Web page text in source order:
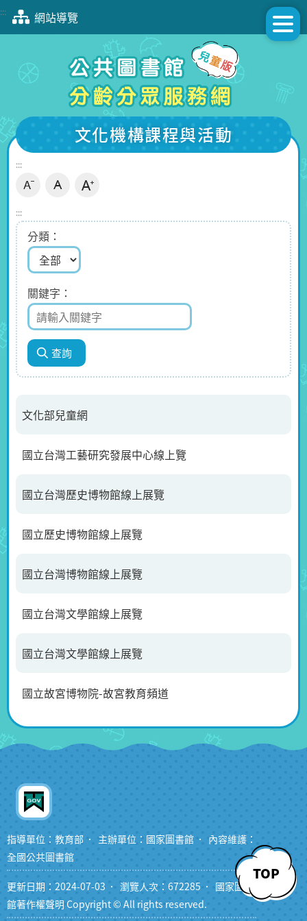
跳
塊
::: 網站導覽
文化機構課程與活動
:::
:::
分類
關鍵字
文化部兒童網
國立台灣工藝研究發展中心線上覽
國立台灣歷史博物館線上展覽
國立歷史博物館線上展覽
國立台灣博物館線上展覽
國立台灣文學館線上展覽
國立台灣文學館線上展覽
國立故宮博物院-故宮教育頻道
TOP
指導單位：教育部 主辦單位：國家圖書館
內容維護：
全國公共圖書館
更新日期：2024-07-03 瀏覽人次：672285
國家圖書
館著作權聲明 Copyright © All rights reserved.